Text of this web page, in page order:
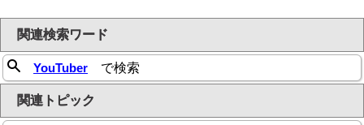
関連検索ワード
YouTuber で検索
関連トピック